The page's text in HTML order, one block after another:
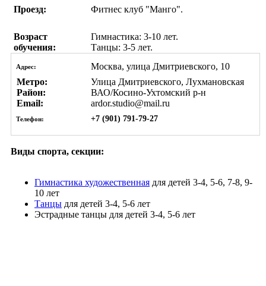
Проезд: Фитнес клуб "Манго".
Возраст
обучения:
Гимнастика: 3-10 лет.
Танцы: 3-5 лет.
Адрес:
Москва, улица Дмитриевского, 10
Метро:
Улица Дмитриевского, Лухмановская
Район:
ВАО/Косино-Ухтомский р-н
Email:
ardor.studio@mail.ru
Телефон: +7 (901) 791-79-27
Виды спорта, секции:
Гимнастика художественная для детей 3-4, 5-6, 7-8, 9-
10 лет
Танцы для детей 3-4, 5-6 лет
Эстрадные танцы для детей 3-4, 5-6 лет